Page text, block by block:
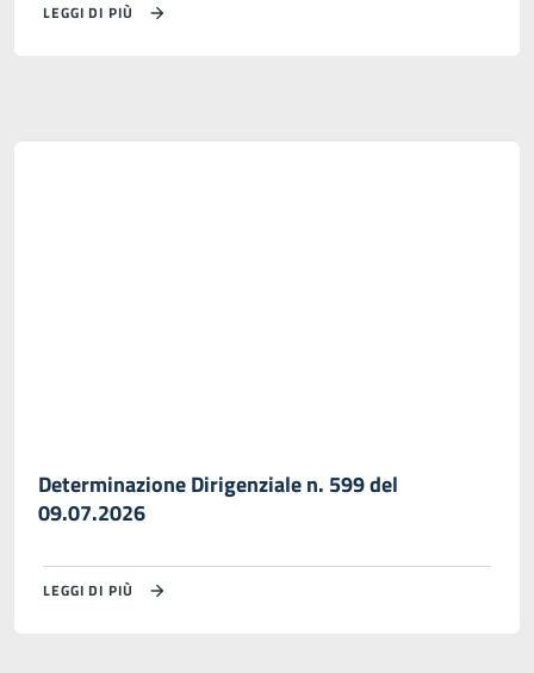
LEGGI DI PIÙ
Determinazione Dirigenziale n. 599 del
09.07.2026
LEGGI DI PIÙ